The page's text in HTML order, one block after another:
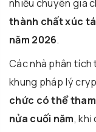
nhiều chuyên gia
thành chất xúc
năm 2026.
Các nhà phân tích
khung pháp lý
chức có thể
nửa cuối năm, khi